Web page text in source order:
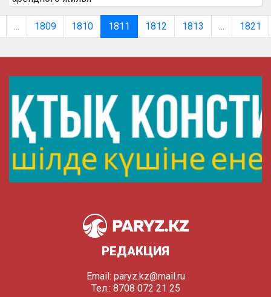
... 1809 1810 1811 1812 1813 ... 1821
РЕДАКЦИЯ
Email: paryz.kz@mail.ru
Тел.: 8708 072 21 25